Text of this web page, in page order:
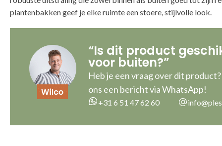
plantenbakken geef je elke ruimte een stoere, stijlvolle look.
“Is dit product
voor buiten?”
Heb je een vraag over dit
ons een bericht via WhatsApp!
+31 6 51 47 62 60